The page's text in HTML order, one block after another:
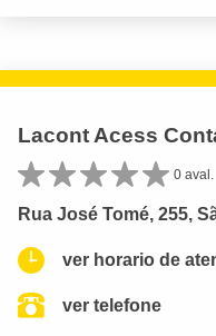
Lacont Acess
0 aval.
Rua José Tomé, 255,
ver horario de
ver telefone